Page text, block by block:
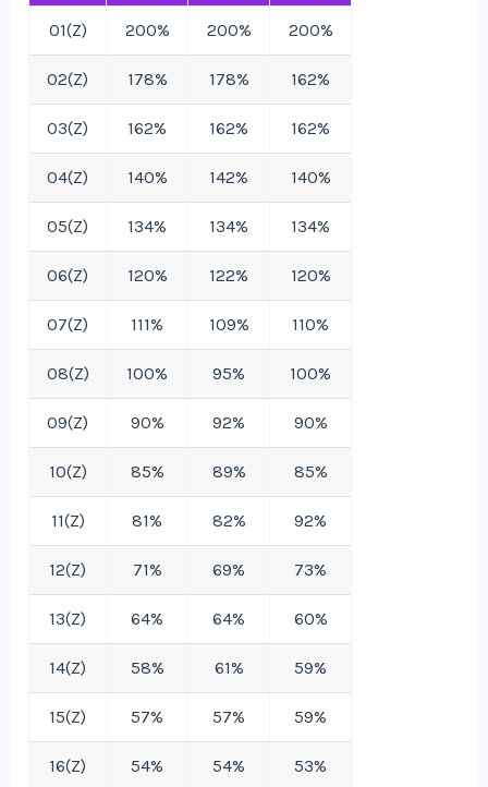
01(Z) 200% 200% 200%
02(Z) 178% 178% 162%
03(Z) 162% 162% 162%
04(Z) 140% 142% 140%
05(Z) 134% 134% 134%
06(Z) 120% 122% 120%
07(Z) 111% 109% 110%
08(Z) 100% 95% 100%
09(Z) 90% 92% 90%
10(Z) 85% 89% 85%
11(Z) 81% 82% 92%
12(Z) 71% 69% 73%
13(Z) 64% 64% 60%
14(Z) 58% 61% 59%
15(Z) 57% 57% 59%
16(Z) 54% 54% 53%